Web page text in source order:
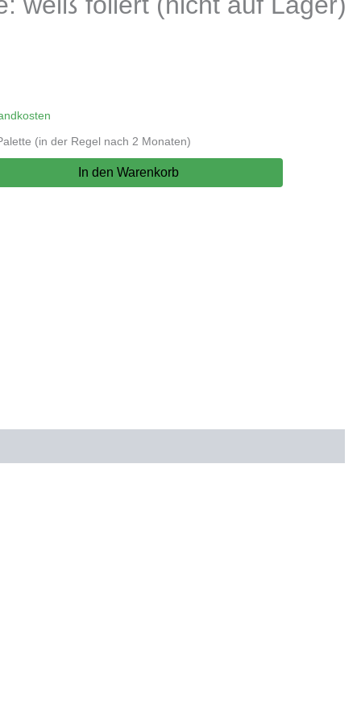
(in der Regel nach 2 Monaten)
In den Warenkorb